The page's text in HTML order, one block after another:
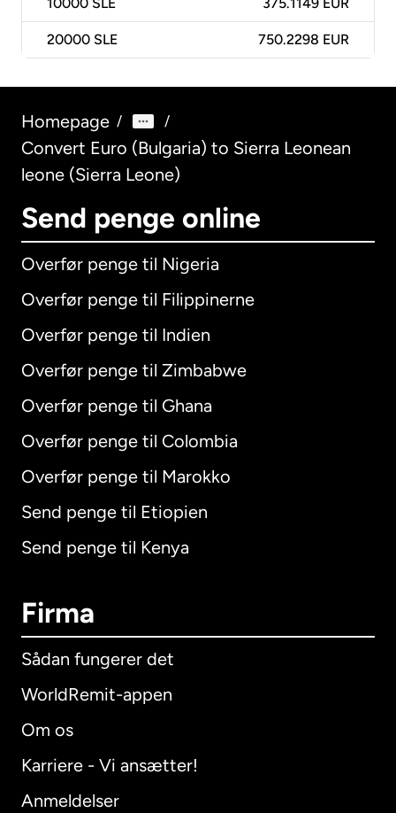
10000 SLE 375.1149 EUR
20000 SLE 750.2298 EUR
Homepage / /
Convert Euro (Bulgaria) to Sierra Leonean
leone (Sierra Leone)
Send penge online
Overfør penge til Nigeria
Overfør penge til Filippinerne
Overfør penge til Indien
Overfør penge til Zimbabwe
Overfør penge til Ghana
Overfør penge til Colombia
Overfør penge til Marokko
Send penge til Etiopien
Send penge til Kenya
Firma
Sådan fungerer det
WorldRemit-appen
Om os
Karriere - Vi ansætter!
Anmeldelser